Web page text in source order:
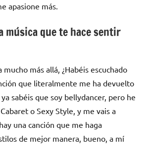
apasione más.
música que te hace sentir
mucho más allá, ¿Habéis escuchado
que literalmente me ha devuelto
sabéis que soy bellydancer, pero he
o Sexy Style, y me vais a
una canción que me haga
de mejor manera, bueno, a mí